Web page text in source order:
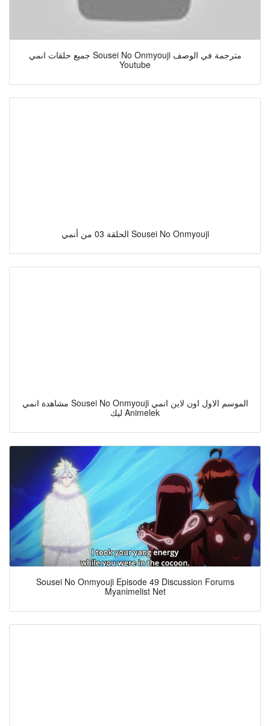
جميع حلقات انمي Sousei No Onmyouji مترجمة في الوصف
Youtube
الحلقة 03 من أنمي Sousei No Onmyouji
مشاهدة انمي Sousei No Onmyouji الموسم الاول اون لاين انمي
ليك Animelek
Sousei No Onmyouji Episode 49 Discussion Forums
Myanimelist Net